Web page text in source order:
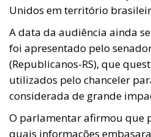
Unidos em território
A data da audiência ainda
foi apresentado pelo
(Republicanos-RS), que
utilizados pelo chanceler
considerada de grande
O parlamentar afirmou que
quais informações